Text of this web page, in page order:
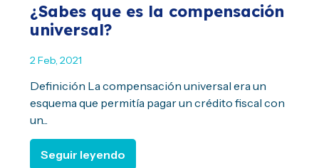
¿Sabes que es la compensación
universal?
2 Feb, 2021
Definición La compensación universal era un
esquema que permitía pagar un crédito fiscal con
un...
Seguir leyendo